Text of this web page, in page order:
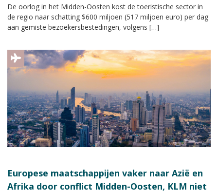
De oorlog in het Midden-Oosten kost de toeristische sector in
de regio naar schatting $600 miljoen (517 miljoen euro) per dag
aan gemiste bezoekersbestedingen, volgens […]
Europese maatschappijen vaker naar Azië en
Afrika door conflict Midden-Oosten, KLM niet